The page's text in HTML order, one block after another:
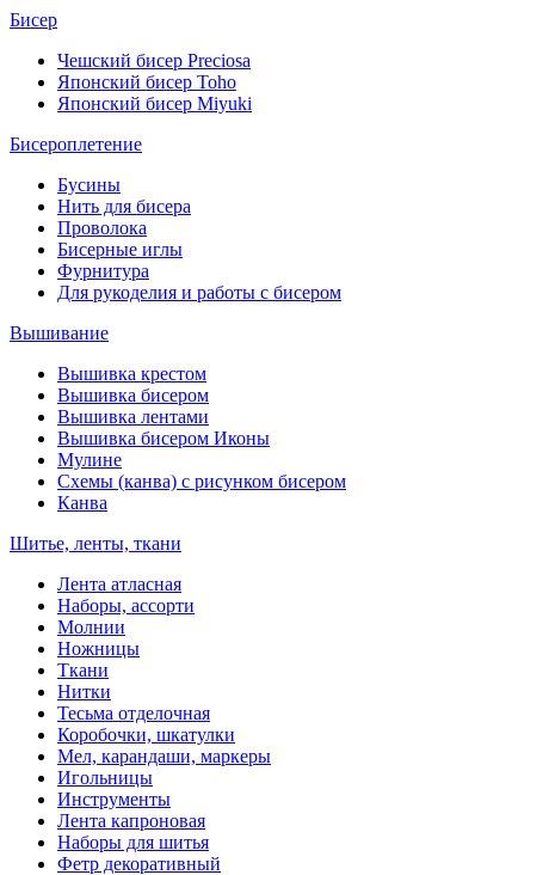
Бисер
Чешский бисер Preciosa
Японский бисер Toho
Японский бисер Miyuki
Бисероплетение
Бусины
Нить для бисера
Проволока
Бисерные иглы
Фурнитура
Для рукоделия и работы с бисером
Вышивание
Вышивка крестом
Вышивка бисером
Вышивка лентами
Вышивка бисером Иконы
Мулине
Схемы (канва) с рисунком бисером
Канва
Шитье, ленты, ткани
Лента атласная
Наборы, ассорти
Молнии
Ножницы
Ткани
Нитки
Тесьма отделочная
Коробочки, шкатулки
Мел, карандаши, маркеры
Игольницы
Инструменты
Лента капроновая
Наборы для шитья
Фетр декоративный